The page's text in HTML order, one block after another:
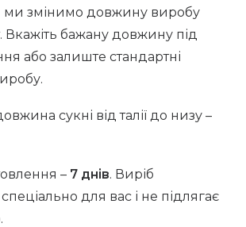
ми змінимо довжину виробу
Вкажіть бажану довжину під
або залиште стандартні
сукні від талії до низу –
– 7 днів. Виріб
для вас і не підлягає